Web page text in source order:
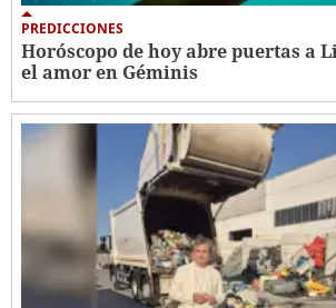
PREDICCIONES
Horóscopo de hoy abre puertas a
el amor en Géminis